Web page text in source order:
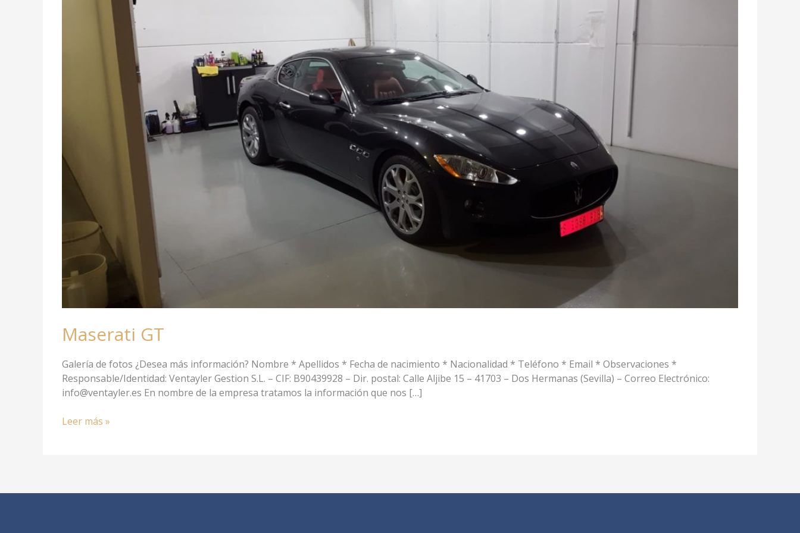
Maserati GT
Galería de fotos ¿Desea más información? Nombre * Apellidos * Fecha de nacimiento * Nacionalidad * Teléfono * Email * Observaciones *
Responsable/Identidad: Ventayler Gestion S.L. – CIF: B90439928 – Dir. postal: Calle Aljibe 15 – 41703 – Dos Hermanas (Sevilla) – Correo Electrónico:
info@ventayler.es En nombre de la empresa tratamos la información que nos […]
Leer más »